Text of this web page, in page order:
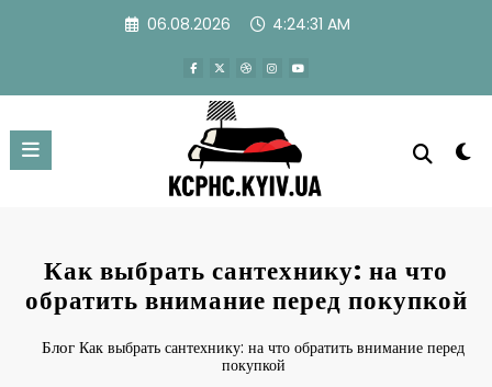
06.08.2026 4:24:32 AM
Как выбрать сантехнику: на что
обратить внимание перед покупкой
Блог Как выбрать сантехнику: на что обратить внимание перед
покупкой